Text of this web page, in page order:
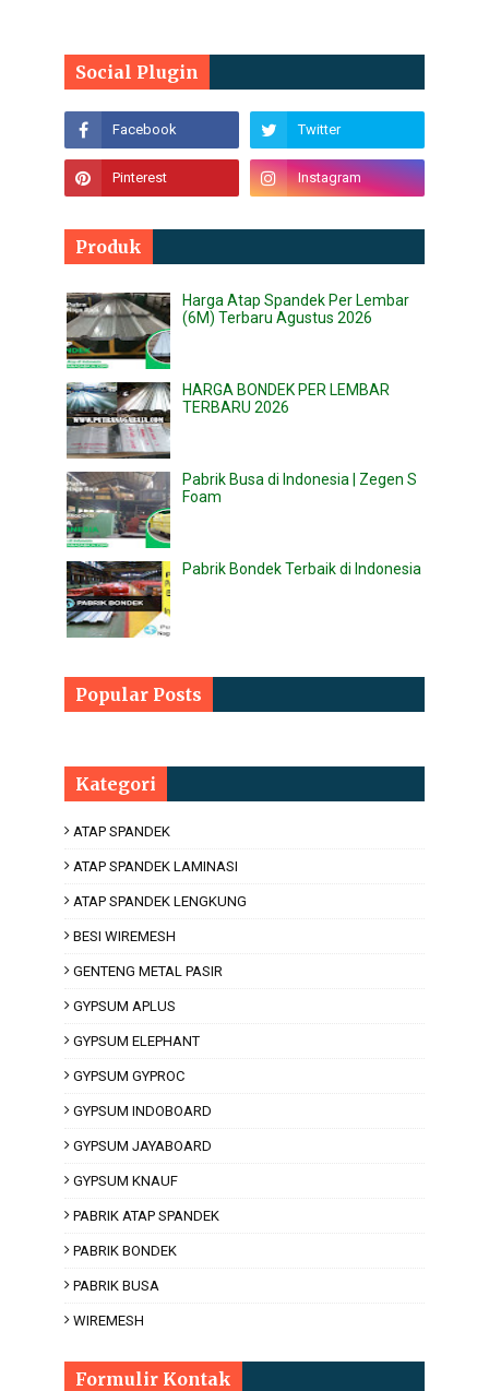
Social Plugin
Produk
Harga Atap Spandek Per Lembar
(6M) Terbaru Agustus 2026
HARGA BONDEK PER LEMBAR
TERBARU 2026
Pabrik Busa di Indonesia | Zegen S
Foam
Pabrik Bondek Terbaik di Indonesia
Popular Posts
Kategori
ATAP SPANDEK
ATAP SPANDEK LAMINASI
ATAP SPANDEK LENGKUNG
BESI WIREMESH
GENTENG METAL PASIR
GYPSUM APLUS
GYPSUM ELEPHANT
GYPSUM GYPROC
GYPSUM INDOBOARD
GYPSUM JAYABOARD
GYPSUM KNAUF
PABRIK ATAP SPANDEK
PABRIK BONDEK
PABRIK BUSA
WIREMESH
Formulir Kontak